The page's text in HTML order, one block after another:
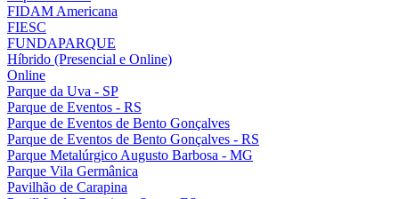
FIDAM Americana
FIESC
FUNDAPARQUE
Híbrido (Presencial e Online)
Online
Parque da Uva - SP
Parque de Eventos - RS
Parque de Eventos de Bento Gonçalves
Parque de Eventos de Bento Gonçalves - RS
Parque Metalúrgico Augusto Barbosa - MG
Parque Vila Germânica
Pavilhão de Carapina